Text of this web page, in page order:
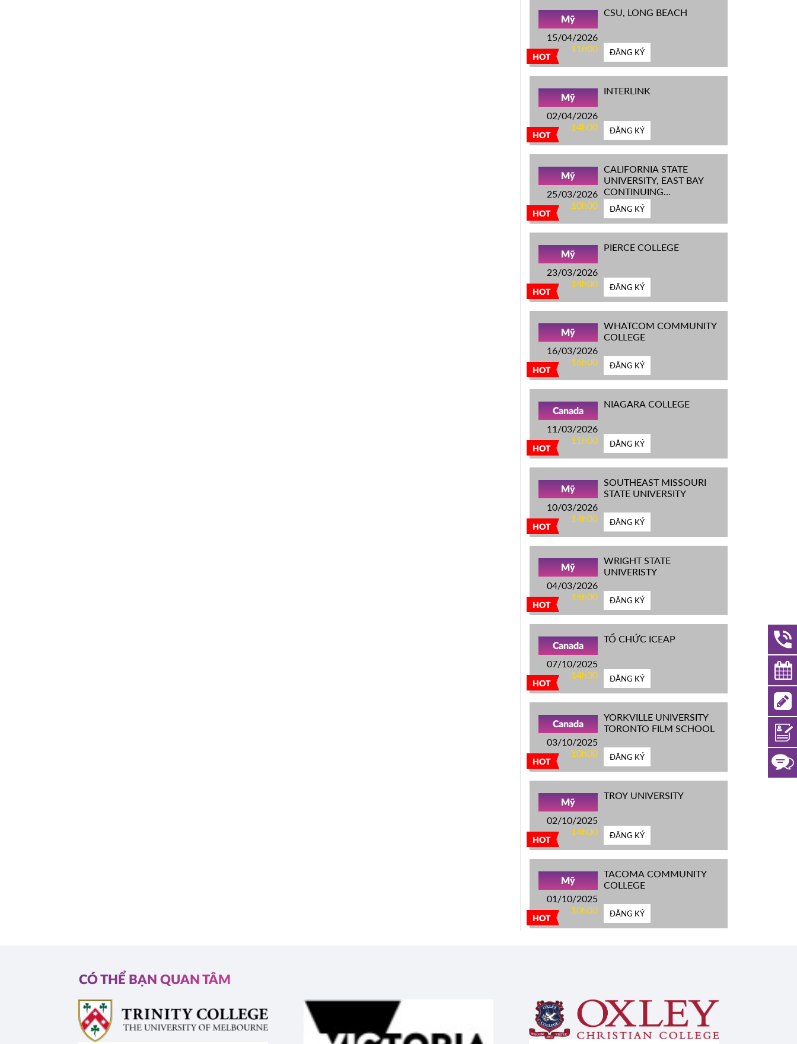
HOT
Mỹ
15/04/2026
11h00
CSU, LONG BEACH
ĐĂNG KÝ
HOT
Mỹ
02/04/2026
14h00
INTERLINK
ĐĂNG KÝ
HOT
Mỹ
25/03/2026
10h00
CALIFORNIA STATE
UNIVERSITY, EAST BAY
CONTINUING
EDUCATION
ĐĂNG KÝ
HOT
Mỹ
23/03/2026
14h00
PIERCE COLLEGE
ĐĂNG KÝ
HOT
Mỹ
16/03/2026
16h00
WHATCOM COMMUNITY
COLLEGE
ĐĂNG KÝ
HOT
Canada
11/03/2026
11h00
NIAGARA COLLEGE
ĐĂNG KÝ
HOT
Mỹ
10/03/2026
14h00
SOUTHEAST MISSOURI
STATE UNIVERSITY
ĐĂNG KÝ
HOT
Mỹ
04/03/2026
15h00
WRIGHT STATE
UNIVERISTY
ĐĂNG KÝ
HOT
Canada
07/10/2025
14h30
TỔ CHỨC ICEAP
ĐĂNG KÝ
HOT
Canada
03/10/2025
10h00
YORKVILLE UNIVERSITY
TORONTO FILM SCHOOL
ĐĂNG KÝ
HOT
Mỹ
02/10/2025
14h00
TROY UNIVERSITY
ĐĂNG KÝ
HOT
Mỹ
01/10/2025
10h00
TACOMA COMMUNITY
COLLEGE
ĐĂNG KÝ
CÓ THỂ BẠN QUAN TÂM